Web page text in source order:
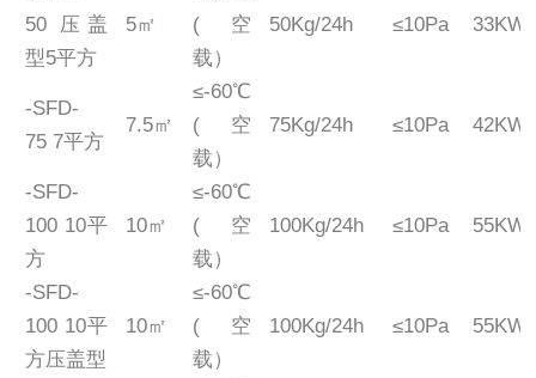
50 压盖
型5平方
5㎡
(空
载）
50Kg/24h ≤10Pa 33KW
-SFD-
75 7平方
7.5㎡
≤-60℃
(空
载）
75Kg/24h ≤10Pa 42KW
-SFD-
100 10平
方
10㎡
≤-60℃
(空
载）
100Kg/24h ≤10Pa 55KW
-SFD-
100 10平
方压盖型
10㎡
≤-60℃
(空
载）
100Kg/24h ≤10Pa 55KW